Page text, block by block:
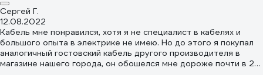
установила сопротивление отожжённой меди 0,017241
Ом*мм²/м при 20°С или 17,24 Ом*мм²/км. Соответственно
геометрическое сечение жилы при условии изготовления из
отожжённой меди должно быть не менее 1,425 мм2. При
измерении микрометром получен диаметр 1,36 мм, что
соответствует геометрическому сечению 1,452 мм2. Вывод:
заключение о соответствии ГОСТу нужно всё же делать
Сергей Г.
12.08.2022
Кабель мне понравился, хотя я не специалист в кабелях и
большого опыта в электрике не имею. Но до этого я покупал
аналогичный гостовский кабель другого производителя в
магазине нашего города, он обошелся мне дороже почти в 2